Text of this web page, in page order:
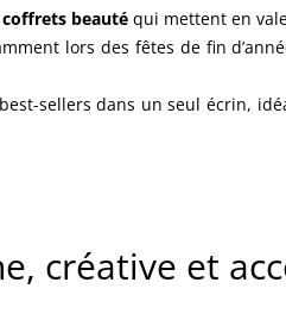
coffrets beauté qui mettent en
lors des fêtes de fin
sellers dans un seul écrin,
créative et